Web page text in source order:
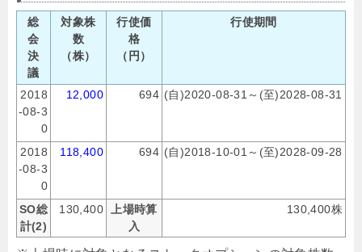
総
会
決
議
対象株
数
（株）
行使価
格
（円）
行使期間
2018
-08-3
0
12,000 694 (自)2020-08-31～(至)2028-08-31
2018
-08-3
0
118,400 694 (自)2018-10-01～(至)2028-09-28
SO総
計(2)
130,400 上場時算
入
130,400株